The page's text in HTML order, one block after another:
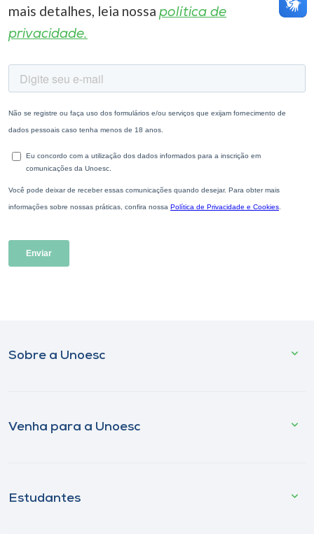
mais detalhes, leia nossa política de
privacidade.
Sobre a Unoesc
Venha para a Unoesc
Estudantes